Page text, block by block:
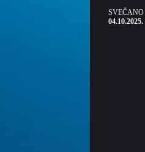
SVEČANO
04.10.2025.